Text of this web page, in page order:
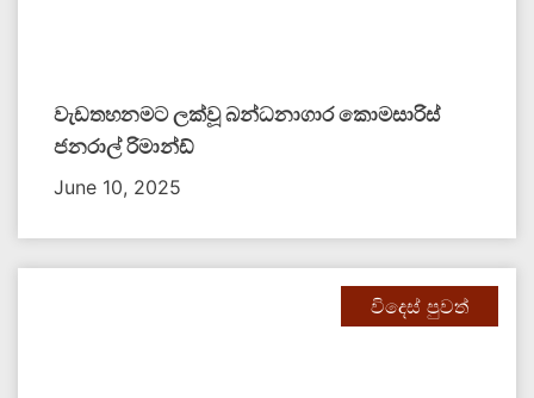
වැඩතහනමට ලක්වූ බන්ධනාගාර කොමසාරිස්
ජනරාල් රිමාන්ඩ්
June 10, 2025
විදෙස් පුවත්